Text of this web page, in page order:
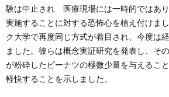
験は中止され 医療現場には一時的ではあ
実施することに対する恐怖心を植え付けま
ク大学で再度同じ方式が着目され、今度は
ました。彼らは概念実証研究を発表し、そ
が粉砕したピーナツの極微少量を与えるこ
軽快することを示しました。